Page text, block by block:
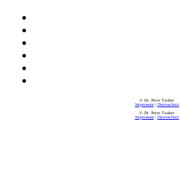
© Dr. Peter Tauber
Impressum| Datenschutz
© Dr. Peter Tauber
Impressum| Datenschutz